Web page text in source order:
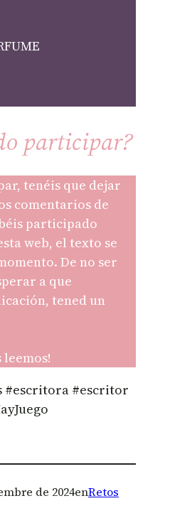
participar?
tenéis que dejar
comentarios de
participado
web, el texto se
De no ser
a que
tened un
leemos!
#escritora #escritor
de 2024enRetos